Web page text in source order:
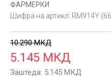
ФАРМЕРКИ
Шифра на артикл: RM914Y
10.290 МКД
5.145 МКД
Заштеда: 5.145 МКД